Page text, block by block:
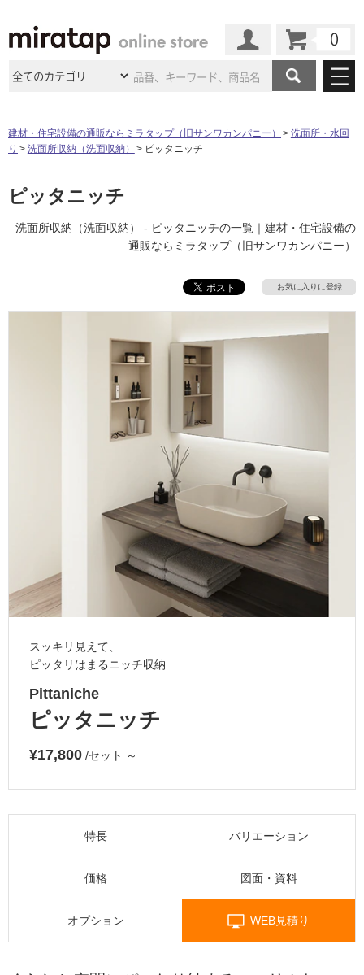
商品カテゴリ
キッチン
ム）・ トイレ
建具・玄関
ウッドデッキ フローリング・床材
インテリア・
ペット用品
パネル・壁材
天然石・石材
メンテナンス・施工材 新商品
施工事例
施工事例
ミラタップのあるくらし お客様訪問インタビュー
ショールームのご案内 東京ショールーム
名古屋ショールーム 京都ショールーム
ショールーム 札幌スマート
ム
ショールー
ウェルビーみのお
BOX
サポート
初めての方へ
お問い合わせ
修理お問い合わせ クレーム公開
説明書・図面検索 水まわり
住まいのスタイリング
アイデア
チャンネル
オンライン相談
その他サービス
Coziコンシ
ェルジュ
自分らしい家づくり
最高のリノベ会社が
かる
建材・住宅設備の通販ならミラタップ（旧サンワカンパニー）
洗面所・水回
り
洗面所収納（洗面収納） ピッタニッチ
ピッタニッチ
洗面所収納（洗面収納） - ピッタニッチの一覧｜建材・住宅設備の
通販ならミラタップ（旧サンワカンパニー）
お気に入りに登録
スッキリ見えて、
ピッタリはまるニッチ収納
Pittaniche
ピッタニッチ
¥17,800 /セット ～
特長 バリエーション
価格 図面・資料
オプション WEB見積り